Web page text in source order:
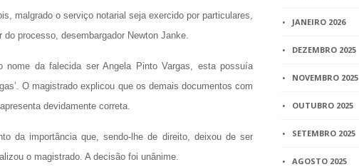
malgrado o serviço notarial seja exercido por particulares,
processo, desembargador Newton Janke.
da falecida ser Angela Pinto Vargas, esta possuía
O magistrado explicou que os demais documentos com
devidamente correta.
da importância que, sendo-lhe de direito, deixou de ser
o magistrado. A decisão foi unânime.
JANEIRO 2026
DEZEMBRO 2025
NOVEMBRO 2025
OUTUBRO 2025
SETEMBRO 2025
AGOSTO 2025